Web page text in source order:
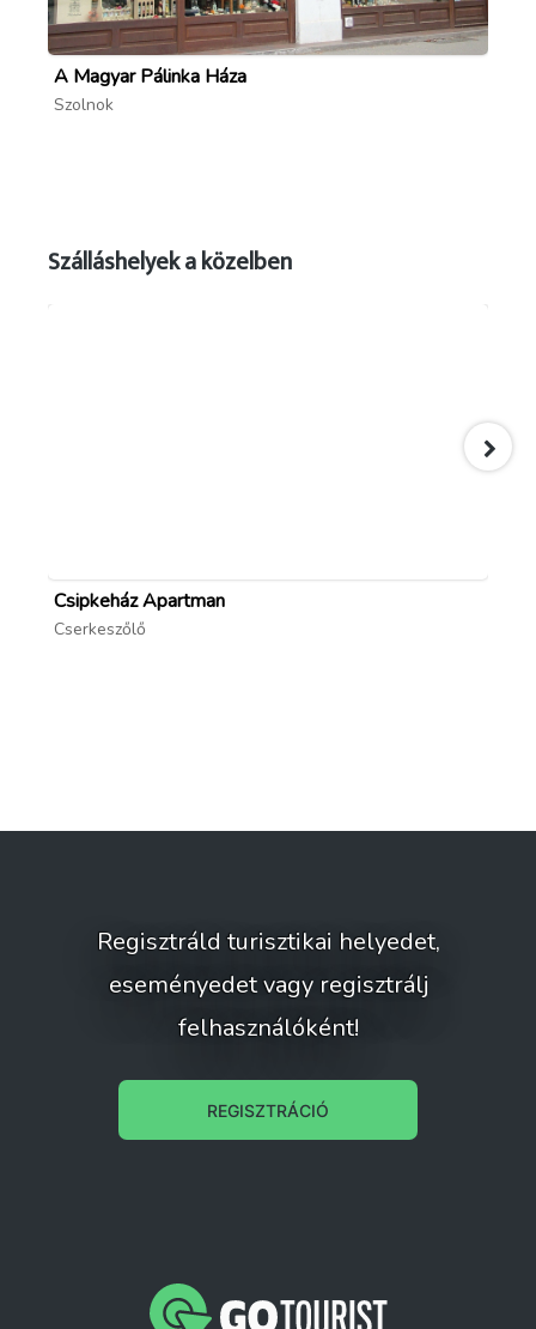
A Magyar Pálinka Háza
Szolnok
Szálláshelyek a közelben
Csipkeház Apartman
Cserkeszőlő
Regisztráld turisztikai helyedet,
eseményedet vagy regisztrálj
felhasználóként!
REGISZTRÁCIÓ